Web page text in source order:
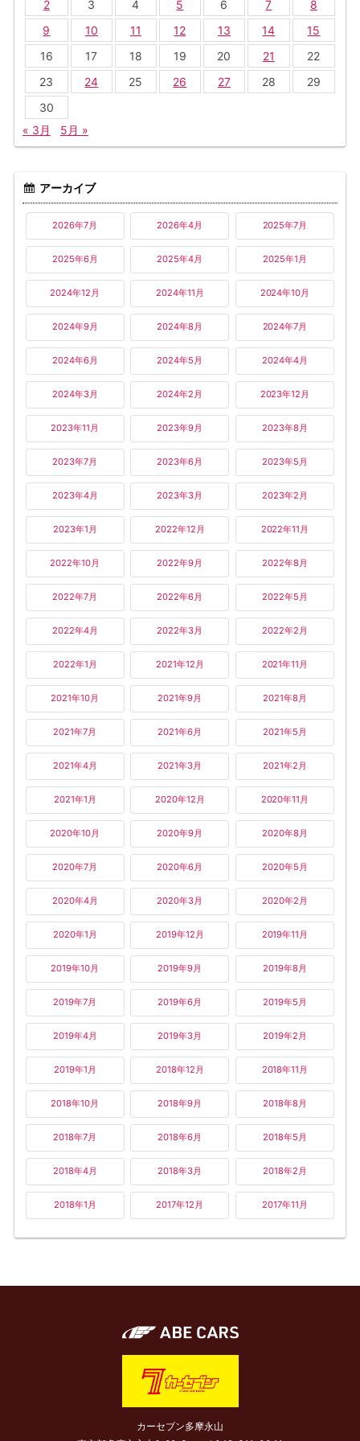
2 3 4 5 6 7
8
9
10 11 12 13 14
15
16
17 18 19 20 21
22
23
24 25 26 27 28
29
30
« 3月
5月 »
アーカイブ
2026年7月 2026年4月 2025年7月
2025年6月 2025年4月 2025年1月
2024年12月 2024年11月 2024年10月
2024年9月 2024年8月 2024年7月
2024年6月 2024年5月 2024年4月
2024年3月 2024年2月 2023年12月
2023年11月 2023年9月 2023年8月
2023年7月 2023年6月 2023年5月
2023年4月 2023年3月 2023年2月
2023年1月 2022年12月 2022年11月
2022年10月 2022年9月 2022年8月
2022年7月 2022年6月 2022年5月
2022年4月 2022年3月 2022年2月
2022年1月 2021年12月 2021年11月
2021年10月 2021年9月 2021年8月
2021年7月 2021年6月 2021年5月
2021年4月 2021年3月 2021年2月
2021年1月 2020年12月 2020年11月
2020年10月 2020年9月 2020年8月
2020年7月 2020年6月 2020年5月
2020年4月 2020年3月 2020年2月
2020年1月 2019年12月 2019年11月
2019年10月 2019年9月 2019年8月
2019年7月 2019年6月 2019年5月
2019年4月 2019年3月 2019年2月
2019年1月 2018年12月 2018年11月
2018年10月 2018年9月 2018年8月
2018年7月 2018年6月 2018年5月
2018年4月 2018年3月 2018年2月
2018年1月 2017年12月 2017年11月
カーセブン多摩永山